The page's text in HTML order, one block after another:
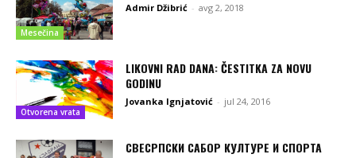
Mesečina
Admir Džibrić - avg 2, 2018
Otvorena vrata
LIKOVNI RAD DANA: ČESTITKA ZA NOVU
GODINU
Jovanka Ignjatović - jul 24, 2016
СВЕСРПСКИ САБОР КУЛТУРЕ И СПОРТА